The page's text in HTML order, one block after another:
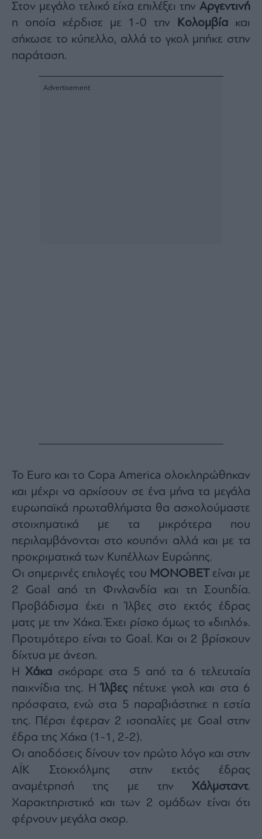
Life
&
Style
Υγεία
Design
Content
Branded
Content
Reports
&
Branded
Content
Calendar
Monocle
Media
Lab
Mononews100
Εγγραφείτε
στο
Newsletter
του
mononews.gr
submitting
your
Στον μεγάλο τελικό είχα επιλέξει την Αργεντινή
η οποία κέρδισε με 1-0 την
Κολομβία και
σήκωσε το κύπελλο, αλλά το γκολ μπήκε στην
παράταση.
To Euro και το Copa America ολοκληρώθηκαν
και μέχρι να αρχίσουν σε ένα μήνα τα μεγάλα
ευρωπαϊκά πρωταθλήματα θα ασχολούμαστε
στοιχηματικά με τα μικρότερα που
περιλαμβάνονται στο κουπόνι αλλά και με τα
προκριματικά των Κυπέλλων Ευρώπης.
Οι σημερινές επιλογές του ΜΟΝΟΒΕΤείναι με
2 Goal από τη Φινλανδία και τη Σουηδία.
Προβάδισμα έχει η Ίλβες στο εκτός έδρας
ματς με την Χάκα. Έχει ρίσκο όμως το «διπλό».
Προτιμότερο είναι το Goal. Και οι 2 βρίσκουν
δίχτυα με άνεση.
ΗΧάκα σκόραρε στα 5 από τα 6 τελευταία
παιχνίδια της. ΗΊλβες πέτυχε γκολ και στα 6
πρόσφατα, ενώ στα 5 παραβιάστηκε η εστία
της. Πέρσι έφεραν 2 ισοπαλίες με Goal στην
έδρα της Χάκα (1-1, 2-2).
Οι αποδόσεις δίνουν τον πρώτο λόγο και στην
ΑΪΚ Στοκχόλμης στην εκτός έδρας
αναμέτρησή της με την Χάλμσταντ.
Χαρακτηριστικό και των 2 ομάδων είναι ότι
φέρνουν μεγάλα σκορ.